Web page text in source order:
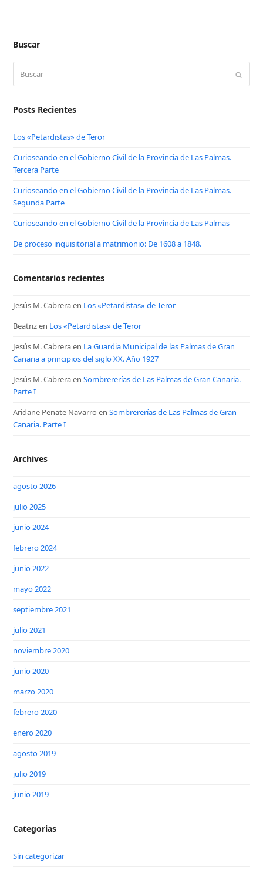
Buscar
Posts Recientes
Los «Petardistas» de Teror
Curioseando en el Gobierno Civil de la Provincia de Las Palmas.
Tercera Parte
Curioseando en el Gobierno Civil de la Provincia de Las Palmas.
Segunda Parte
Curioseando en el Gobierno Civil de la Provincia de Las Palmas
De proceso inquisitorial a matrimonio: De 1608 a 1848.
Comentarios recientes
Jesús M. Cabreraen Los «Petardistas» de Teror
Beatrizen Los «Petardistas» de Teror
Jesús M. Cabreraen La Guardia Municipal de las Palmas de Gran
Canaria a principios del siglo XX. Año 1927
Jesús M. CabreraenSombrererías de Las Palmas de Gran Canaria.
Parte I
Aridane Penate Navarro enSombrererías de Las Palmas de Gran
Canaria. Parte I
Archives
agosto 2026
julio 2025
junio 2024
febrero 2024
junio 2022
mayo 2022
septiembre 2021
julio 2021
noviembre 2020
junio 2020
marzo 2020
febrero 2020
enero 2020
agosto 2019
julio 2019
junio 2019
Categorias
Sin categorizar